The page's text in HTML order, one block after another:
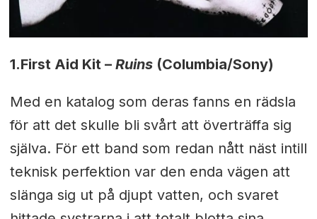
1.First Aid Kit – Ruins (Columbia/Sony)
Med en katalog som deras fanns en rädsla
för att det skulle bli svårt att överträffa sig
själva. För ett band som redan nått näst intill
teknisk perfektion var den enda vägen att
slänga sig ut på djupt vatten, och svaret